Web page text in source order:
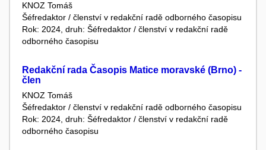
KNOZ Tomáš
Šéfredaktor / členství v redakční radě odborného časopisu
Rok: 2024, druh: Šéfredaktor / členství v redakční radě
odborného časopisu
Redakční rada Časopis Matice moravské (Brno) -
člen
KNOZ Tomáš
Šéfredaktor / členství v redakční radě odborného časopisu
Rok: 2024, druh: Šéfredaktor / členství v redakční radě
odborného časopisu